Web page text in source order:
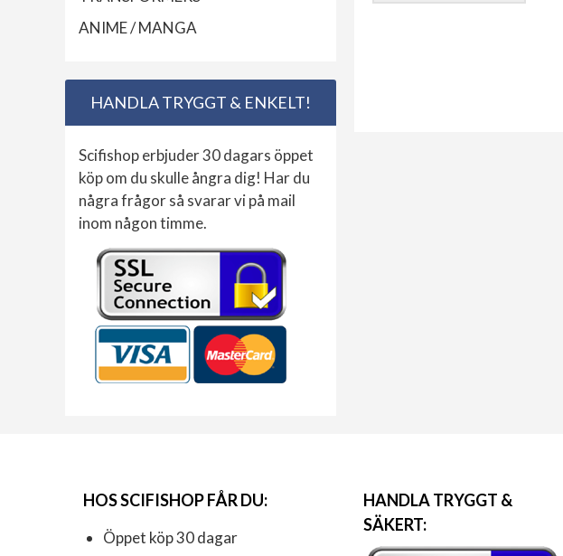
ANIME / MANGA
HANDLA TRYGGT & ENKELT!
Scifishop erbjuder 30 dagars öppet
köp om du skulle ångra dig! Har du
några frågor så svarar vi på mail
inom någon timme.
HOS SCIFISHOP FÅR DU:
Öppet köp 30 dagar
HANDLA TRYGGT &
SÄKERT: